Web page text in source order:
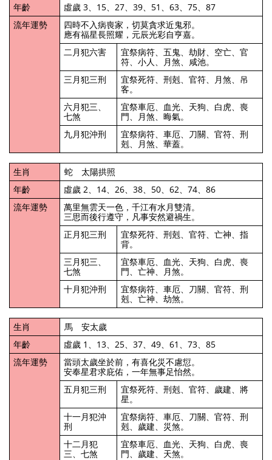
年齡
虛歲 3、15、27、39、51、63、75、87
流年運勢
四時不入病喪家，切莫貪求近鬼邪。
應有福星長照耀，元辰光彩自亨嘉。
二月犯六害
宜祭病符、五鬼、劫財、空亡、官
符、小人、月煞、咸池。
三月犯三刑
宜祭死符、刑剋、官符、月煞、吊
客。
六月犯三、
七煞
宜祭車厄、血光、天狗、白虎、喪
門、月煞、晦氣。
九月犯沖刑
宜祭病符、車厄、刀關、官符、刑
剋、月煞、華蓋。
生肖
蛇 太陽拱照
年齡
虛歲 2、14、26、38、50、62、74、86
流年運勢
萬里無雲天一色，千江有水月雙清。
三思而後行遵守，凡事安然避禍生。
正月犯三刑
宜祭死符、刑剋、官符、亡神、指
背。
三月犯三、
七煞
宜祭車厄、血光、天狗、白虎、喪
門、亡神、月煞。
十月犯沖刑
宜祭病符、車厄、刀關、官符、刑
剋、亡神、劫煞。
生肖
馬 安太歲
年齡
虛歲 1、13、25、37、49、61、73、85
流年運勢
當頭太歲坐於前，有喜化災不慮愆。
安奉星君求庇佑，一年無事足怡然。
五月犯三刑
宜祭死符、刑剋、官符、歲建、將
星。
十一月犯沖
刑
宜祭病符、車厄、刀關、官符、刑
剋、歲建、災煞。
十二月犯
三、七煞
宜祭車厄、血光、天狗、白虎、喪
門、歲建、天煞。